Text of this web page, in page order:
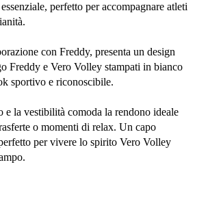
perfetto per accompagnare atleti
con Freddy, presenta un design
Freddy e Vero Volley stampati in bianco
sportivo e riconoscibile.
e la vestibilità comoda la rendono ideale
o momenti di relax. Un capo
per vivere lo spirito Vero Volley